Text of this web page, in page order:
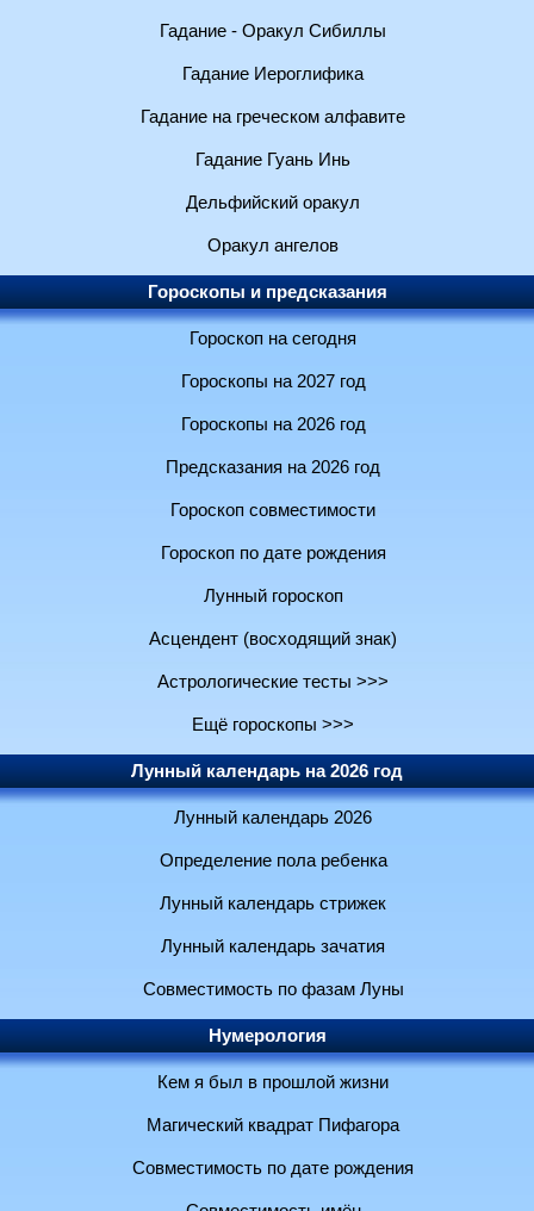
Гадание - Оракул Сибиллы
Гадание Иероглифика
Гадание на греческом алфавите
Гадание Гуань Инь
Дельфийский оракул
Оракул ангелов
Гороскопы и предсказания
Гороскоп на сегодня
Гороскопы на 2027 год
Гороскопы на 2026 год
Предсказания на 2026 год
Гороскоп совместимости
Гороскоп по дате рождения
Лунный гороскоп
Асцендент (восходящий знак)
Астрологические тесты >>>
Ещё гороскопы >>>
Лунный календарь на 2026 год
Лунный календарь 2026
Определение пола ребенка
Лунный календарь стрижек
Лунный календарь зачатия
Совместимость по фазам Луны
Нумерология
Кем я был в прошлой жизни
Магический квадрат Пифагора
Совместимость по дате рождения